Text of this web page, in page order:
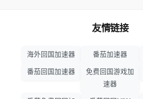
友情链接
海外回国加速器 番茄加速器
番茄回国加速器
免费回国游戏加
速器